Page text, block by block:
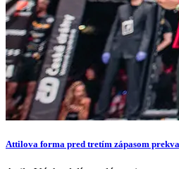
Attilova forma pred tretím zápasom